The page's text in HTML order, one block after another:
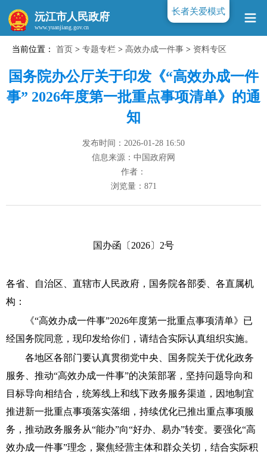
沅江市人民政府
当前位置： 首页 > 专题专栏 > 高效办成一件事 > 资料专区
国务院办公厅关于印发《“高效办成一件
事” 2026年度第一批重点事项清单》的通
知
发布时间：2026-01-28 16:50
信息来源：中国政府网
作者：
浏览量： 871
国办函〔2026〕2号
各省、自治区、直辖市人民政府，国务院各部委、各直属机
构：
《“高效办成一件事”2026年度第一批重点事项清单》已
经国务院同意，现印发给你们，请结合实际认真组织实施。
各地区各部门要认真贯彻党中央、国务院关于优化政务
服务、推动“高效办成一件事”的决策部署，坚持问题导向和
目标导向相结合，统筹线上和线下政务服务渠道，因地制宜
推进新一批重点事项落实落细，持续优化已推出重点事项服
务，推动政务服务从“能办”向“好办、易办”转变。要强化“高
效办成一件事”理念，聚焦经营主体和群众关切，结合实际积
长者关爱模式